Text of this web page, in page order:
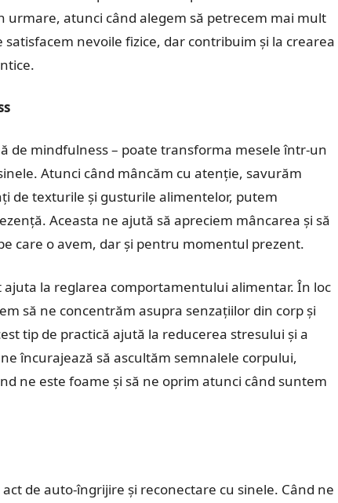
atunci când alegem să petrecem mai mult
nevoile fizice, dar contribuim și la crearea
de mindfulness – poate transforma mesele într-un
Atunci când mâncăm cu atenție, savurăm
de texturile și gusturile alimentelor, putem
Aceasta ne ajută să apreciem mâncarea și să
care o avem, dar și pentru momentul prezent.
la reglarea comportamentului alimentar. În loc
să ne concentrăm asupra senzațiilor din corp și
tip de practică ajută la reducerea stresului și a
încurajează să ascultăm semnalele corpului,
ne este foame și să ne oprim atunci când suntem
de auto-îngrijire și reconectare cu sinele. Când ne